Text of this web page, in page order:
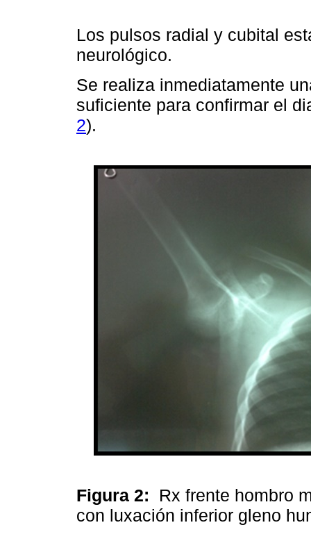
Los pulsos radial y cubital
neurológico.
Se realiza inmediatamente
suficiente para confirmar el
2).
Figura 2: Rx frente hombro
con luxación inferior gleno